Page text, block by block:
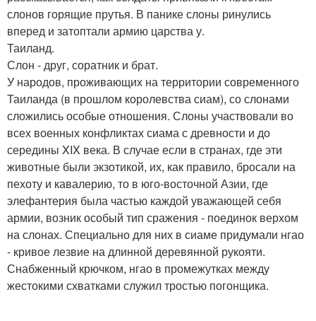
слонов горящие прутья. В панике слоны ринулись
вперед и затоптали армию царства у.
Таиланд.
Слон - друг, соратник и брат.
У народов, проживающих на территории современного
Таиланда (в прошлом королевства сиам), со слонами
сложились особые отношения. Слоны участвовали во
всех военных конфликтах сиама с древности и до
середины XIX века. В случае если в странах, где эти
животные были экзотикой, их, как правило, бросали на
пехоту и кавалерию, то в юго-восточной Азии, где
элефантерия была частью каждой уважающей себя
армии, возник особый тип сражения - поединок верхом
на слонах. Специально для них в сиаме придумали нгао
- кривое лезвие на длинной деревянной рукояти.
Снабженный крючком, нгао в промежутках между
жестокими схватками служил тростью погонщика.